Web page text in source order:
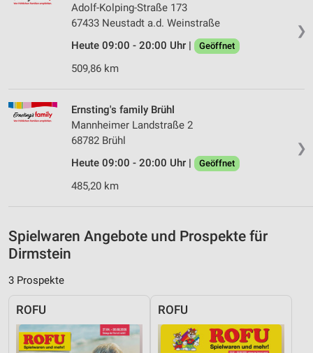
❯
Adolf-Kolping-Straße 173
67433 Neustadt a.d. Weinstraße
Heute 09:00 - 20:00 Uhr |
Geöffnet
509,86 km
❯
Ernsting's family Brühl
Mannheimer Landstraße 2
68782 Brühl
Heute 09:00 - 20:00 Uhr |
Geöffnet
485,20 km
Spielwaren Angebote und Prospekte für
Dirmstein
3 Prospekte
ROFU ROFU
Verwendung von Profilen zur Auswahl
personalisierter Inhalte
Analyse von Zielgruppen durch Statistiken oder
Kombinationen von Daten aus verschiedenen
Entwicklung und Verbesserung der Angebote
IAB-Besonderheiten:
Verwendung genauer Standortdaten
Geräte anhand von aktiv angeforderten
Nicht-IAB-Verarbeitungszwecke:
Notwendig